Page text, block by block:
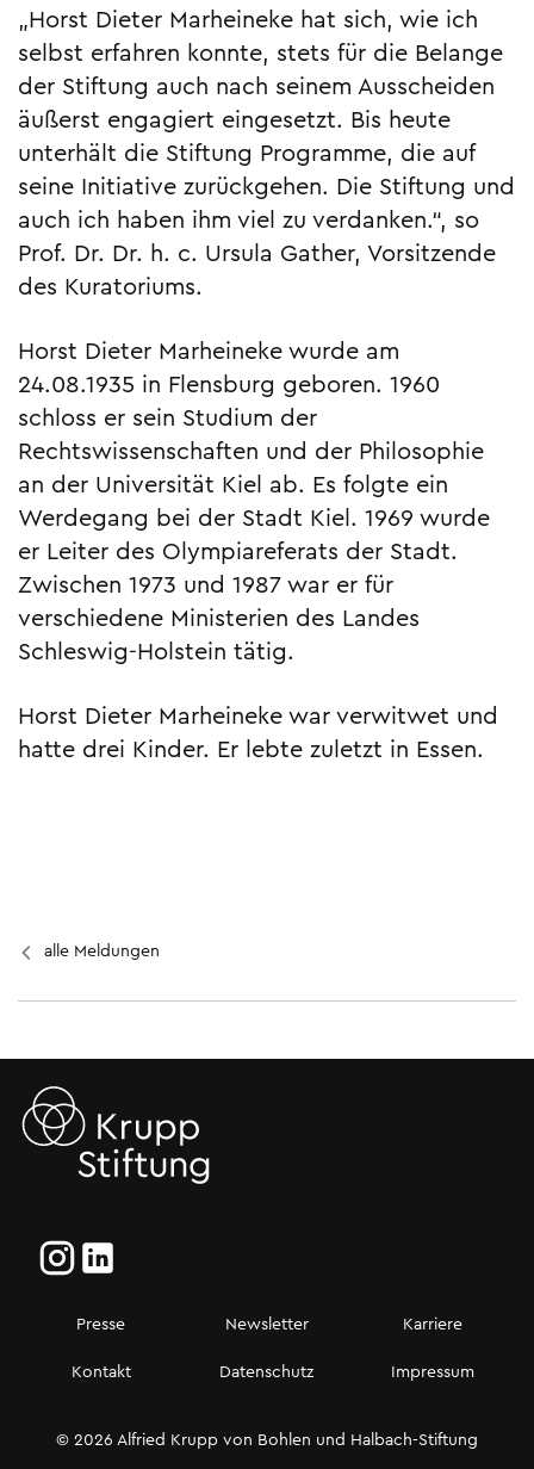
„Horst Dieter Marheineke hat sich, wie ich
selbst erfahren konnte, stets für die Belange
der Stiftung auch nach seinem Ausscheiden
äußerst engagiert eingesetzt. Bis heute
unterhält die Stiftung Programme, die auf
seine Initiative zurückgehen. Die Stiftung und
auch ich haben ihm viel zu verdanken.“, so
Prof. Dr. Dr. h. c. Ursula Gather, Vorsitzende
des Kuratoriums.
Horst Dieter Marheineke wurde am
24.08.1935 in Flensburg geboren. 1960
schloss er sein Studium der
Rechtswissenschaften und der Philosophie
an der Universität Kiel ab. Es folgte ein
Werdegang bei der Stadt Kiel. 1969 wurde
er Leiter des Olympiareferats der Stadt.
Zwischen 1973 und 1987 war er für
verschiedene Ministerien des Landes
Schleswig-Holstein tätig.
Horst Dieter Marheineke war verwitwet und
hatte drei Kinder. Er lebte zuletzt in Essen.
alle Meldungen
Presse Newsletter
Karriere
Kontakt
Datenschutz Impressum
© 2026 Alfried Krupp von Bohlen und Halbach-Stiftung